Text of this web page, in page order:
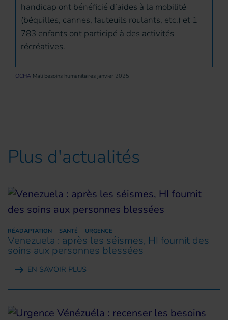
handicap ont bénéficié d’aides à la mobilité
(béquilles, cannes, fauteuils roulants, etc.) et 1
783 enfants ont participé à des activités
récréatives.
OCHA Mali besoins humanitaires janvier 2025
Plus d'actualités
RÉADAPTATION SANTÉ URGENCE
Venezuela : après les séismes, HI fournit des
soins aux personnes blessées
EN SAVOIR PLUS